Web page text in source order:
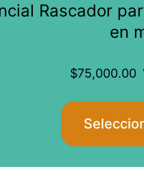
Rascador
en
$75,000.00